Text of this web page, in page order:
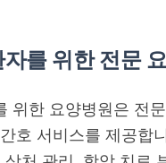
를 위한 전문
위한 요양병원은 전
호 서비스를 제공합